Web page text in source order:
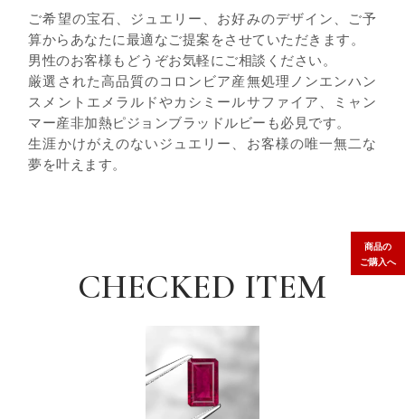
ご希望の宝石、ジュエリー、お好みのデザイン、ご予
算からあなたに最適なご提案をさせていただきます。
男性のお客様もどうぞお気軽にご相談ください。
厳選された高品質のコロンビア産無処理ノンエンハン
スメントエメラルドやカシミールサファイア、ミャン
マー産非加熱ピジョンブラッドルビーも必見です。
生涯かけがえのないジュエリー、お客様の唯一無二な
夢を叶えます。
商品の
ご購入へ
CHECKED ITEM